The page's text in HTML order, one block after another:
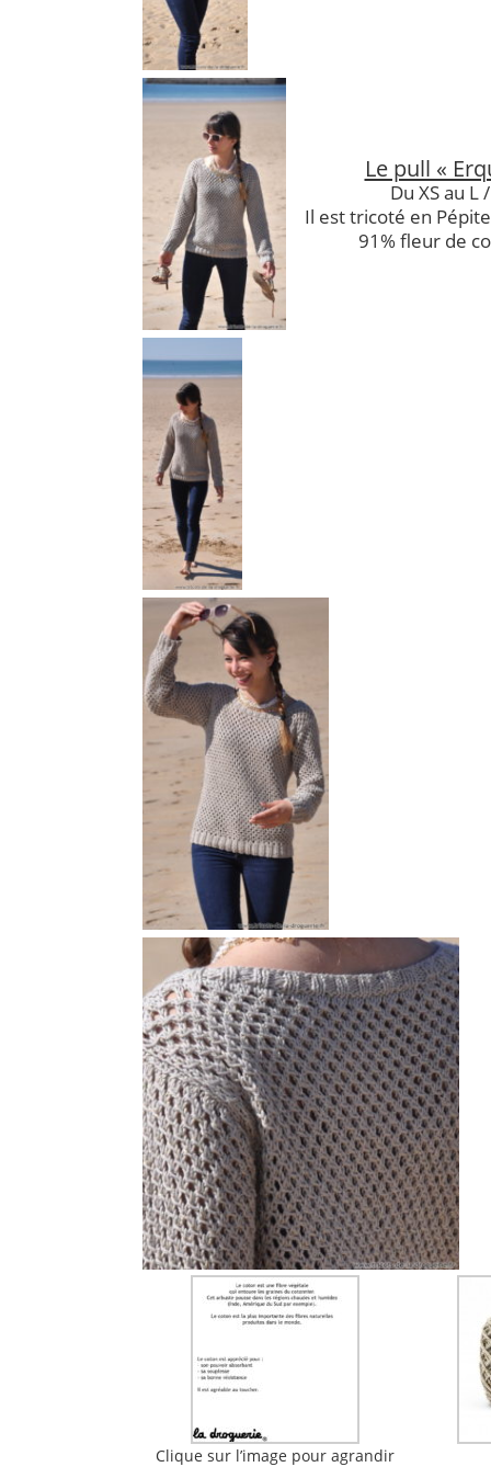
Le pull «
Du XS au L
Il est tricoté en
91% fleur de
Clique sur l’image pour agrandir